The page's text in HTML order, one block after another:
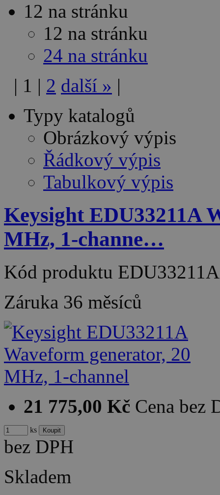
12 na stránku
12 na stránku
24 na stránku
| 1 | 2 další » |
Typy katalogů
Obrázkový výpis
Řádkový výpis
Tabulkový výpis
Keysight EDU33211A
MHz, 1-channe…
Kód produktu EDU33211A
Záruka 36 měsíců
21 775,00 Kč Cena bez
ks
bez DPH
Skladem